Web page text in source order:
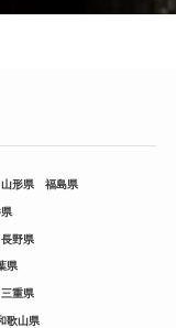
山形県 福島県
長野県
県
三重県
歌山県